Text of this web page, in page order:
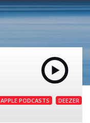
APPLE PODCASTS
DEEZER